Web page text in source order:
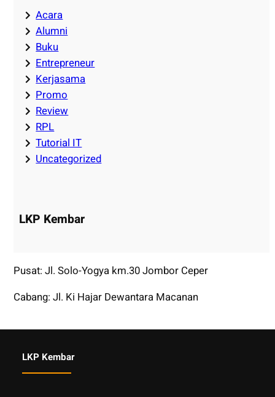
Acara
Alumni
Buku
Entrepreneur
Kerjasama
Promo
Review
RPL
Tutorial IT
Uncategorized
LKP Kembar
Pusat: Jl. Solo-Yogya km.30 Jombor Ceper
Cabang: Jl. Ki Hajar Dewantara Macanan
LKP Kembar